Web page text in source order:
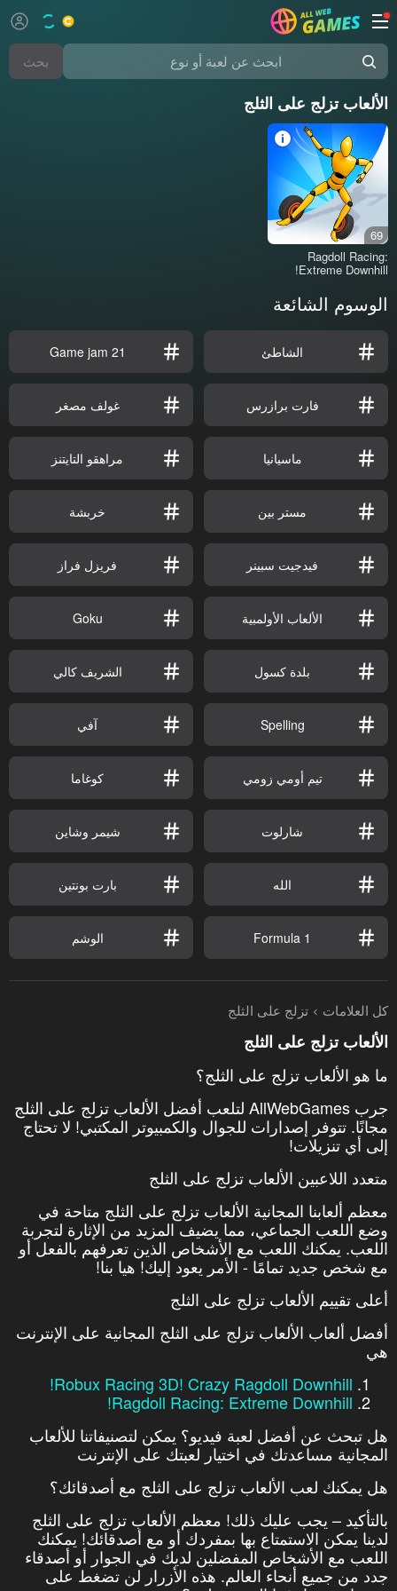
ابحث عن لعبة أو نوع بحث
الألعاب تزلج على الثلج
69
Ragdoll Racing:
Extreme Downhill!
الوسوم الشائعة
الشاطئ Game jam 21
فارت برازرس غولف مصغر
ماسيانيا مراهقو التايتنز
مستر بين خربشة
فيدجيت سبينر فريزل فراز
الألعاب الأولمبية Goku
بلدة كسول الشريف كالي
Spelling آفي
تيم أومي زومي كوغاما
شارلوت شيمر وشاين
الله بارت بونتين
Formula 1 الوشم
كل العلامات تزلج على الثلج
الألعاب تزلج على الثلج
ما هو الألعاب تزلج على الثلج؟
جرب AllWebGames لتلعب أفضل الألعاب تزلج على الثلج
مجانًا. تتوفر إصدارات للجوال والكمبيوتر المكتبي! لا تحتاج
إلى أي تنزيلات!
متعدد اللاعبين الألعاب تزلج على الثلج
معظم ألعابنا المجانية الألعاب تزلج على الثلج متاحة في
وضع اللعب الجماعي، مما يضيف المزيد من الإثارة لتجربة
اللعب. يمكنك اللعب مع الأشخاص الذين تعرفهم بالفعل أو
مع شخص جديد تمامًا - الأمر يعود إليك! هيا بنا!
أعلى تقييم الألعاب تزلج على الثلج
أفضل ألعاب الألعاب تزلج على الثلج المجانية على الإنترنت
هي
Robux Racing 3D! Crazy Ragdoll Downhill!
Ragdoll Racing: Extreme Downhill!
هل تبحث عن أفضل لعبة فيديو؟ يمكن لتصنيفاتنا للألعاب
المجانية مساعدتك في اختيار لعبتك على الإنترنت
هل يمكنك لعب الألعاب تزلج على الثلج مع أصدقائك؟
بالتأكيد – يجب عليك ذلك! معظم الألعاب تزلج على الثلج
لدينا يمكن الاستمتاع بها بمفردك أو مع أصدقائك! يمكنك
اللعب مع الأشخاص المفضلين لديك في الجوار أو أصدقاء
جدد من جميع أنحاء العالم. هذه الأزرار لن تضغط على